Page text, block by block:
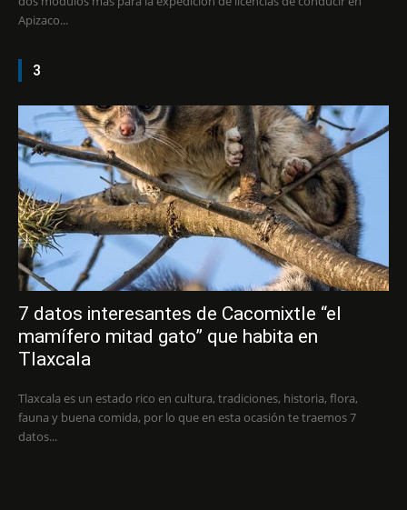
Apizaco...
3
7 datos interesantes de Cacomixtle “el
mamífero mitad gato” que habita en
Tlaxcala
Tlaxcala es un estado rico en cultura, tradiciones, historia, flora,
fauna y buena comida, por lo que en esta ocasión te traemos 7
datos...